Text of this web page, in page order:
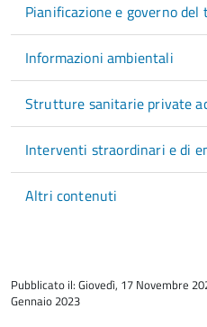
Pianificazione e governo
Informazioni ambientali
Strutture sanitarie private
Interventi straordinari e di
Altri contenuti
del
contenuto
Pubblicato il: Giovedì, 17 Novembre
Gennaio 2023